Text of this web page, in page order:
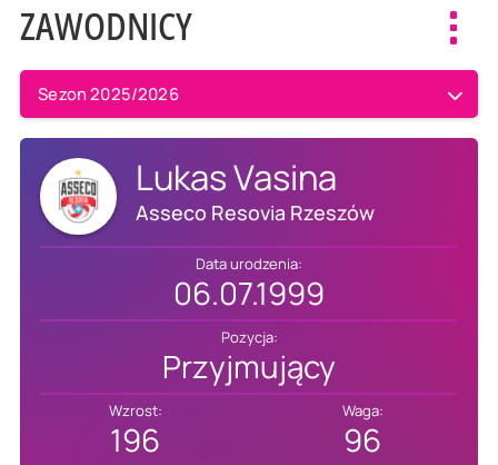
ZAWODNICY
Sezon 2025/2026
Lukas Vasina
Asseco Resovia Rzeszów
Data urodzenia:
06.07.1999
Pozycja:
Przyjmujący
Wzrost:
196
Waga:
96